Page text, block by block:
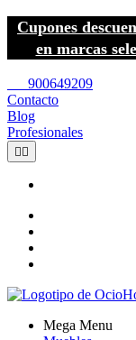
Cupones
en marcas
900649209
Contacto
Blog
Profesionales
 
Mega Menu